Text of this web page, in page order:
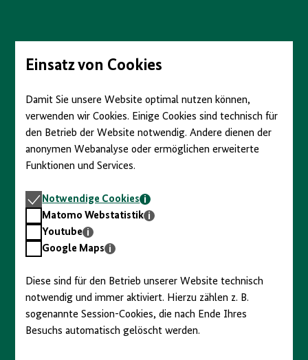
Seiteninhalt
springenEinsatz von Cookies
Damit Sie unsere Website optimal nutzen können,
verwenden wir Cookies. Einige Cookies sind technisch für
den Betrieb der Website notwendig. Andere dienen der
anonymen Webanalyse oder ermöglichen erweiterte
Funktionen und Services.
Notwendige
Cookies
Notwendige Cookies
Matomo
Webstatistik
Matomo Webstatistik
Youtube
Youtube
GoogleGoogle Maps
Diese sind für den Betrieb unserer Website technisch
notwendig und immer aktiviert. Hierzu zählen z. B.
sogenannte Session-Cookies, die nach Ende Ihres
Besuchs automatisch gelöscht werden.